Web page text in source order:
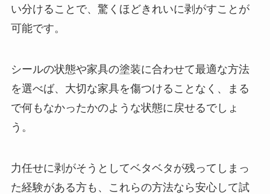
い分けることで、驚くほどきれいに剥がすことが
可能です。
シールの状態や家具の塗装に合わせて最適な方法
を選べば、大切な家具を傷つけることなく、まる
で何もなかったかのような状態に戻せるでしょ
う。
力任せに剥がそうとしてベタベタが残ってしまっ
た経験がある方も、これらの方法なら安心して試